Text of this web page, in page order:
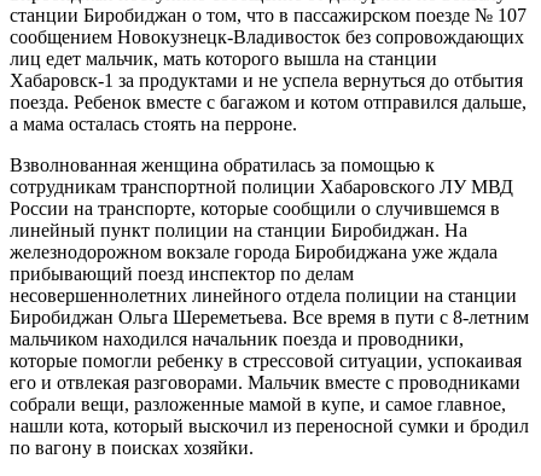
станции Биробиджан о том, что в пассажирском поезде № 107
сообщением Новокузнецк-Владивосток без сопровождающих
лиц едет мальчик, мать которого вышла на станции
Хабаровск-1 за продуктами и не успела вернуться до отбытия
поезда. Ребенок вместе с багажом и котом отправился дальше,
а мама осталась стоять на перроне.
Взволнованная женщина обратилась за помощью к
сотрудникам транспортной полиции Хабаровского ЛУ МВД
России на транспорте, которые сообщили о случившемся в
линейный пункт полиции на станции Биробиджан. На
железнодорожном вокзале города Биробиджана уже ждала
прибывающий поезд инспектор по делам
несовершеннолетних линейного отдела полиции на станции
Биробиджан Ольга Шереметьева. Все время в пути с 8-летним
мальчиком находился начальник поезда и проводники,
которые помогли ребенку в стрессовой ситуации, успокаивая
его и отвлекая разговорами. Мальчик вместе с проводниками
собрали вещи, разложенные мамой в купе, и самое главное,
нашли кота, который выскочил из переносной сумки и бродил
по вагону в поисках хозяйки.